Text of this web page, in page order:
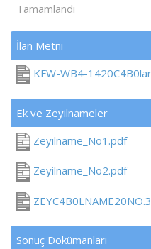
Tamamlandı
İlan Metni
KFW-WB4-
Ek ve Zeyilnameler
Zeyilname_No1.pdf
Zeyilname_No2.pdf
Sonuç Dokümanları